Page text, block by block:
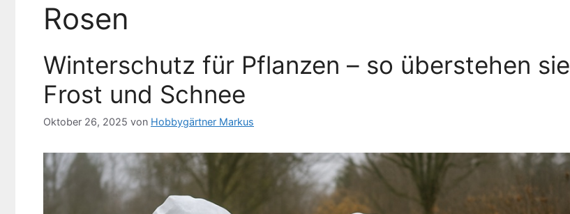
Rosen
Winterschutz für Pflanzen – so überstehen sie
Frost und Schnee
Oktober 26, 2025 von Hobbygärtner Markus